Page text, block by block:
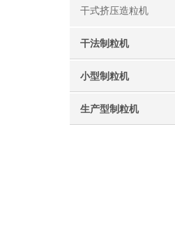
干式挤压造粒机
干法制粒机
小型制粒机
生产型制粒机